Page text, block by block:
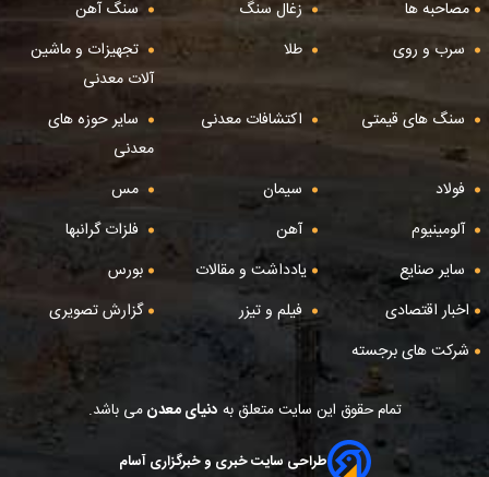
مصاحبه ها
زغال سنگ
سنگ آهن
سرب و روی
طلا
تجهیزات و ماشین
آلات معدنی
سنگ های قیمتی
اکتشافات معدنی
سایر حوزه های
معدنی
فولاد
سیمان
مس
آلومینیوم
آهن
فلزات گرانبها
سایر صنایع
یادداشت و مقالات
بورس
اخبار اقتصادی
فیلم و تیزر
گزارش تصویری
شرکت های برجسته
تمام حقوق این سایت متعلق به دنیای معدنمی باشد.
طراحی سایت خبری و خبرگزاری آسام